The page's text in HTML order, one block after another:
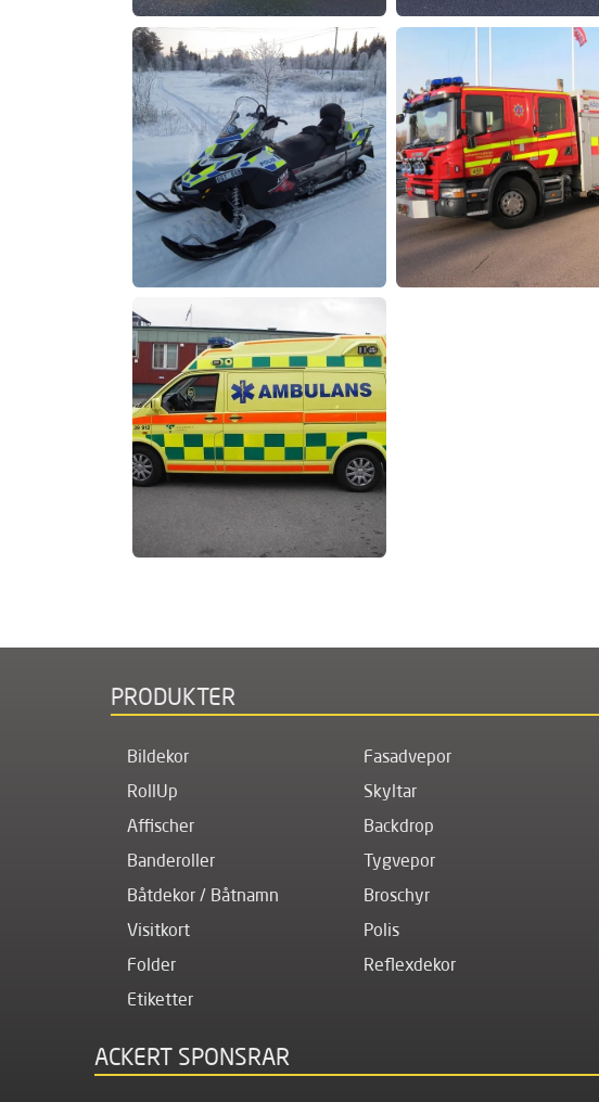
PRODUKTER
Bildekor Fasadvepor
RollUp
Skyltar
Affischer
Backdrop
Banderoller
Tygvepor
Båtdekor / Båtnamn
Broschyr
Visitkort
Polis
Folder
Reflexdekor
Etiketter
ACKERT SPONSRAR